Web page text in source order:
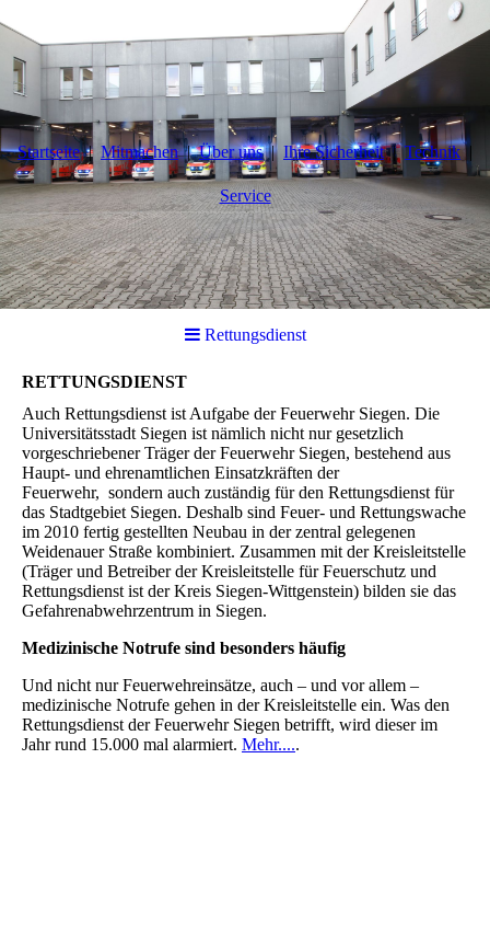
Startseite Mitmachen Über uns Ihre Sicherheit Technik
Service
Rettungsdienst
RETTUNGSDIENST
Auch Rettungsdienst ist Aufgabe der Feuerwehr Siegen. Die
Universitätsstadt Siegen ist nämlich nicht nur gesetzlich
vorgeschriebener Träger der Feuerwehr Siegen, bestehend aus
Haupt- und ehrenamtlichen Einsatzkräften der
Feuerwehr, sondern auch zuständig für den Rettungsdienst für
das Stadtgebiet Siegen. Deshalb sind Feuer- und Rettungswache
im 2010 fertig gestellten Neubau in der zentral gelegenen
Weidenauer Straße kombiniert. Zusammen mit der Kreisleitstelle
(Träger und Betreiber der Kreisleitstelle für Feuerschutz und
Rettungsdienst ist der Kreis Siegen-Wittgenstein) bilden sie das
Gefahrenabwehrzentrum in Siegen.
Medizinische Notrufe sind besonders häufig
Und nicht nur Feuerwehreinsätze, auch – und vor allem –
medizinische Notrufe gehen in der Kreisleitstelle ein. Was den
Rettungsdienst der Feuerwehr Siegen betrifft, wird dieser im
Jahr rund 15.000 mal alarmiert. Mehr.....